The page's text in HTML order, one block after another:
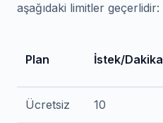
aşağıdaki limitler geçerlidir:
Plan İstek/Dakika
Ücretsiz 10